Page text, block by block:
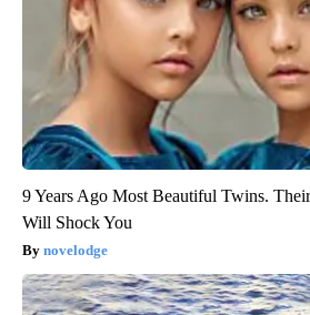
9 Years Ago Most Beautiful Twins.
Will Shock You
novelodge